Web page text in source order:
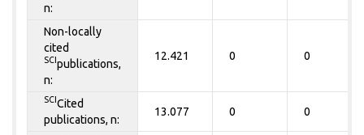
n:
Non-locally
cited
SCI publications,
n:
12.421 0 0
SCI Cited
publications, n:
13.077 0 0